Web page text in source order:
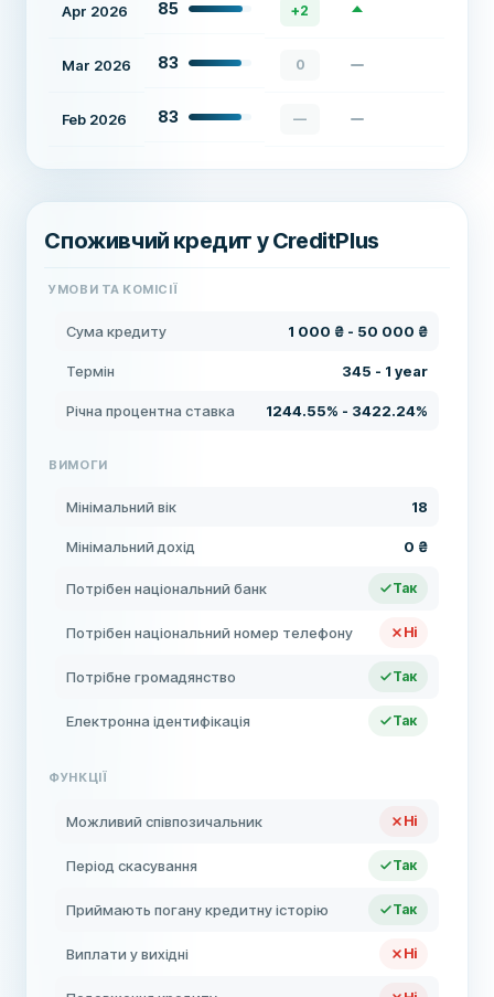
Apr 2026 85 +2
Mar 2026 83 0
Feb 2026 83 —
Споживчий кредит у CreditPlus
УМОВИ ТА КОМІСІЇ
Сума кредиту 1 000 ₴ - 50 000 ₴
Термін 345 - 1 year
Річна процентна ставка 1244.55% - 3422.24%
ВИМОГИ
Мінімальний вік 18
Мінімальний дохід 0 ₴
Потрібен національний банк Так
Потрібен національний номер телефону Ні
Потрібне громадянство Так
Електронна ідентифікація Так
ФУНКЦІЇ
Можливий співпозичальник Ні
Період скасування Так
Приймають погану кредитну історію Так
Виплати у вихідні Ні